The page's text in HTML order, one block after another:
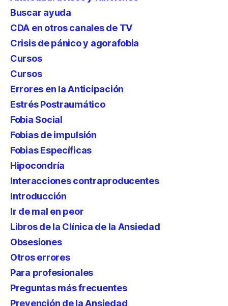
Buscar ayuda
CDA en otros canales de TV
Crisis de pánico y agorafobia
Cursos
Cursos
Errores en la Anticipación
Estrés Postraumático
Fobia Social
Fobias de impulsión
Fobias Específicas
Hipocondría
Interacciones contraproducentes
Introducción
Ir de mal en peor
Libros de la Clínica de la Ansiedad
Obsesiones
Otros errores
Para profesionales
Preguntas más frecuentes
Prevención de la Ansiedad